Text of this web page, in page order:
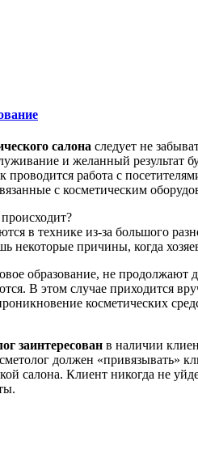
салона следует не
и желанный результат
проводится работа с
с косметическим
в технике из-за большого
некоторые причины, когда
образование, не продолжают
В этом случае приходится
косметических
заинтересован в наличии
должен «привязывать»
салона. Клиент никогда не